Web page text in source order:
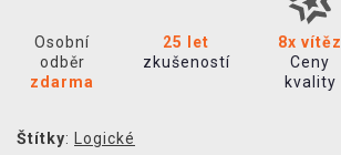
Osobní
odběr
zdarma
25 let
zkušeností
8x vítěz
Ceny
kvality
Štítky: Logické